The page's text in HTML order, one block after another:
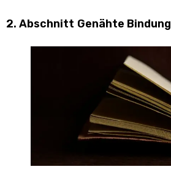
2. Abschnitt Genähte Bindung